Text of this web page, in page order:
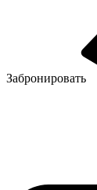
Забронировать